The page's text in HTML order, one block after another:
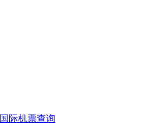
国际机票查询